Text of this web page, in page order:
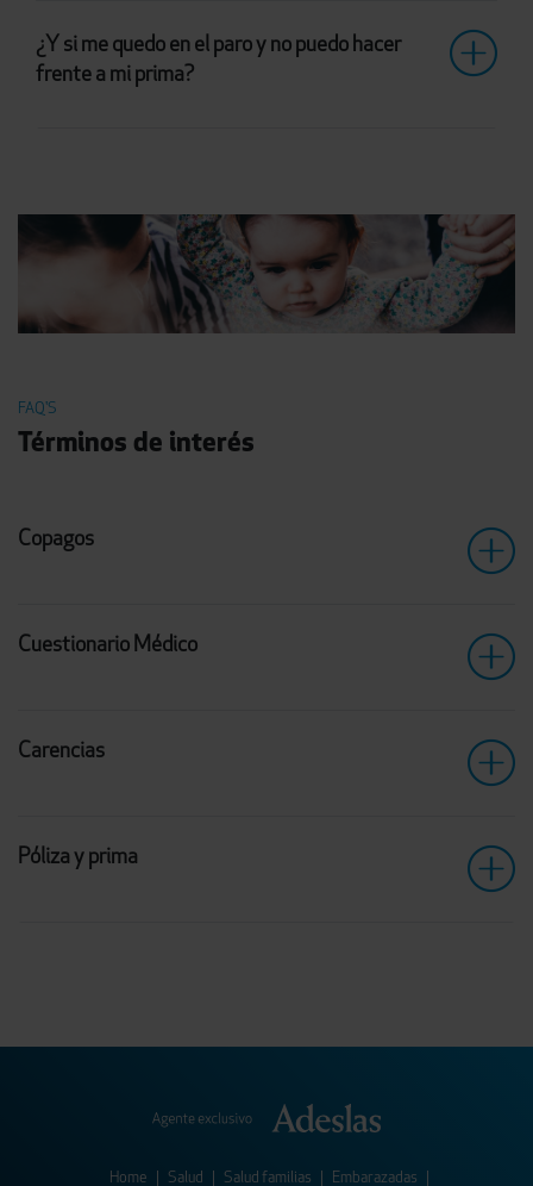
¿Y si me quedo en el paro y no puedo hacer
frente a mi prima?
FAQ'S
Términos de interés
Copagos
Cuestionario Médico
Carencias
Póliza y prima
Home Salud Salud familias Embarazadas